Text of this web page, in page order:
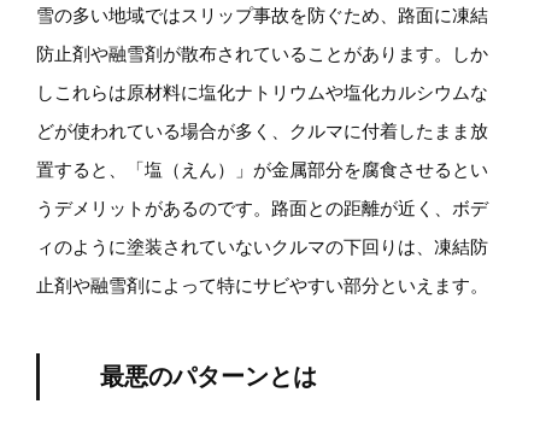
雪の多い地域ではスリップ事故を防ぐため、路面に凍結
防止剤や融雪剤が散布されていることがあります。しか
しこれらは原材料に塩化ナトリウムや塩化カルシウムな
どが使われている場合が多く、クルマに付着したまま放
置すると、「塩（えん）」が金属部分を腐食させるとい
うデメリットがあるのです。路面との距離が近く、ボデ
ィのように塗装されていないクルマの下回りは、凍結防
止剤や融雪剤によって特にサビやすい部分といえます。
最悪のパターンとは